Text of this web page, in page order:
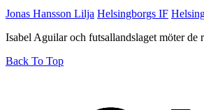
Jonas Hansson Lilja Helsingborgs IF
Isabel Aguilar och futsallandslaget möter de
Back To Top